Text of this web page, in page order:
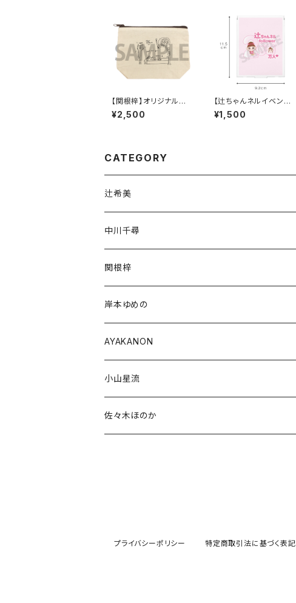
【関根梓】オリジナルイ
ラストポーチ
¥2,500
【辻ちゃんネルイベント】
スタンドミラー
¥1,500
CATEGORY
辻希美
中川千尋
通常商品
受注商品
関根梓
通常商品
受注商品
岸本ゆめの
通常商品
受注商品
AYAKANON
小山星流
受注販売
佐々木ほのか
プライバシーポリシー 特定商取引法に基づく表記